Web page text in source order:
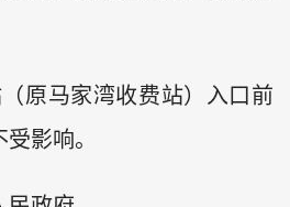
原马家湾收费站）入口前
影响。